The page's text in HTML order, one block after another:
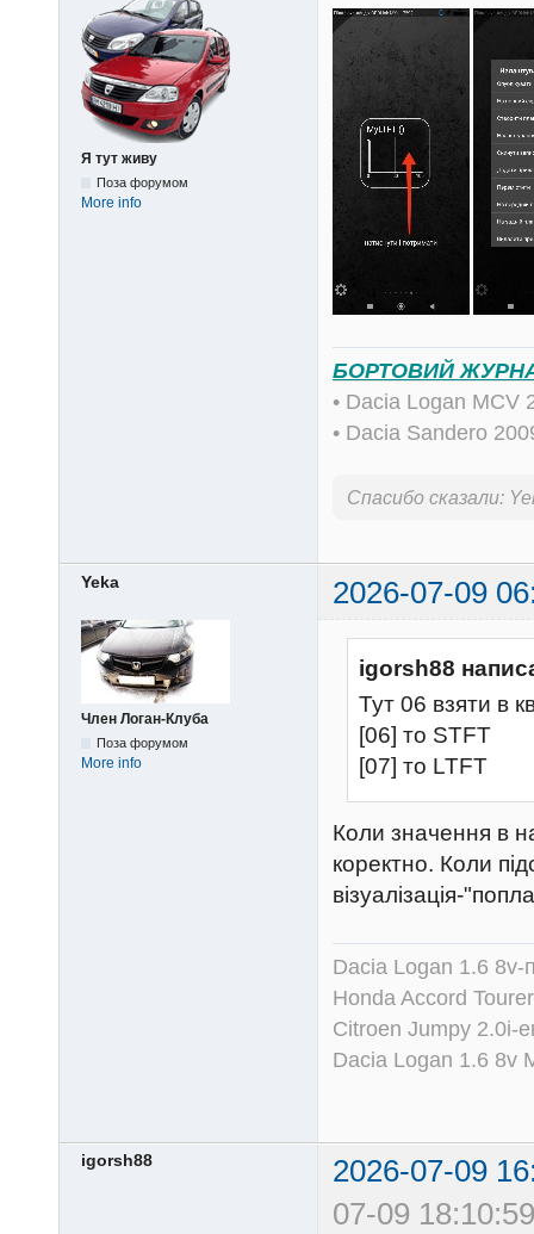
Я тут живу
Поза форумом
More info
БОРТОВИЙ
• Dacia Logan
• Dacia Sandero
Спасибо сказали:
Yeka 2026-07-09
Член Логан-Клуба
Поза форумом
More info
igorsh88
Тут 06 взяти в
[06] то STFT
[07] то LTFT
Коли значення в
коректно. Коли
візуалізація-
Dacia Logan 1.6
Honda Accord
Citroen Jumpy 2.0i-
Dacia Logan 1.6 8v
igorsh88
2026-07-09
07-09